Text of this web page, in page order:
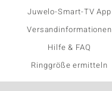
Juwelo-Smart-TV App
Versandinformationen
Hilfe & FAQ
Ringgröße ermitteln